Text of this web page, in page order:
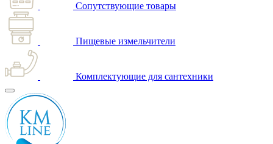
Сопутствующие товары
Пищевые измельчители
Комплектующие для сантехники